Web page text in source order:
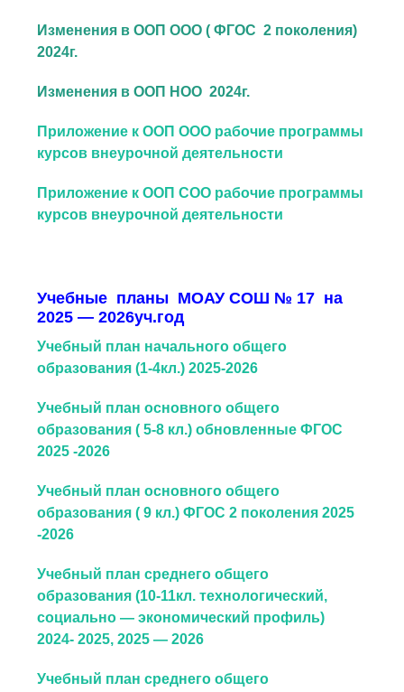
Изменения в ООП ООО ( ФГОС 2 поколения)
2024г.
Изменения в ООП НОО 2024г.
Приложение к ООП ООО рабочие программы
курсов внеурочной деятельности
Приложение к ООП СОО рабочие программы
курсов внеурочной деятельности
Учебные планы МОАУ СОШ № 17 на
2025 — 2026уч.год
Учебный план начального общего
образования (1-4кл.) 2025-2026
Учебный план основного общего
образования ( 5-8 кл.) обновленные ФГОС
2025 -2026
Учебный план основного общего
образования ( 9 кл.) ФГОС 2 поколения 2025
-2026
Учебный план среднего общего
образования (10-11кл. технологический,
социально — экономический профиль)
2024- 2025, 2025 — 2026
Учебный план среднего общего